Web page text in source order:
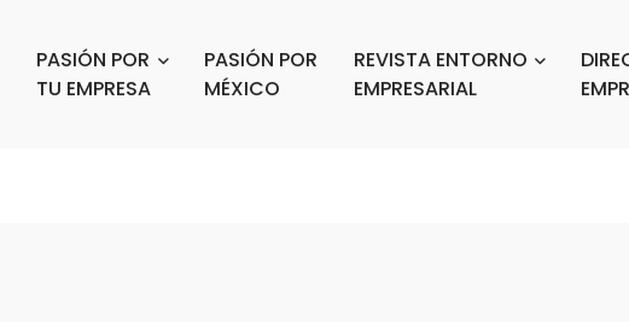
PASIÓN POR
TU EMPRESA
PASIÓN POR
MÉXICO
REVISTA ENTORNO
EMPRESARIAL